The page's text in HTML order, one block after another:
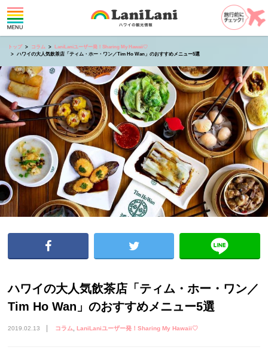
トップ コラム
LaniLaniユーザー発！Sharing My Hawaii♡
ハワイの大人気飲茶店「ティム・ホー・ワン／Tim Ho Wan」のおすすめメニュー5選
ハワイの大人気飲茶店「ティム・ホー・ワン／
Tim Ho Wan」のおすすめメニュー5選
2019.02.13 コラム LaniLaniユーザー発！Sharing My Hawaii♡